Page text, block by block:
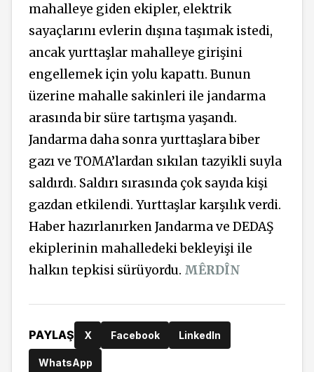
mahalleye giden ekipler, elektrik
sayaçlarını evlerin dışına taşımak istedi,
ancak yurttaşlar mahalleye girişini
engellemek için yolu kapattı. Bunun
üzerine mahalle sakinleri ile jandarma
arasında bir süre tartışma yaşandı.
Jandarma daha sonra yurttaşlara biber
gazı ve TOMA’lardan sıkılan tazyikli suyla
saldırdı. Saldırı sırasında çok sayıda kişi
gazdan etkilendi. Yurttaşlar karşılık verdi.
Haber hazırlanırken Jandarma ve DEDAŞ
ekiplerinin mahalledeki bekleyişi ile
halkın tepkisi sürüyordu. MÊRDÎN
PAYLAŞ X Facebook LinkedIn
WhatsApp